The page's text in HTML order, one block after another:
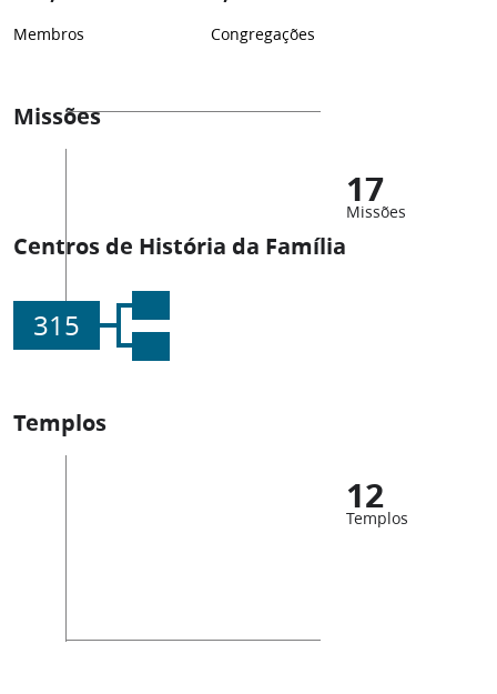
Membros Congregações
Missões
17
Missões
Centros de História da Família
315
Templos
12
Templos